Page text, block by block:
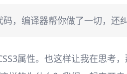
，编译器帮你做了一切，还
属性。也这样让我在思考，